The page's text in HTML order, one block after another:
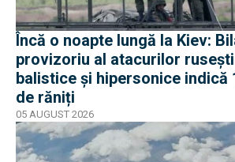
Încă o noapte lungă la Kiev:
provizoriu al atacurilor
balistice și hipersonice indică
de răniți
05 AUGUST 2026